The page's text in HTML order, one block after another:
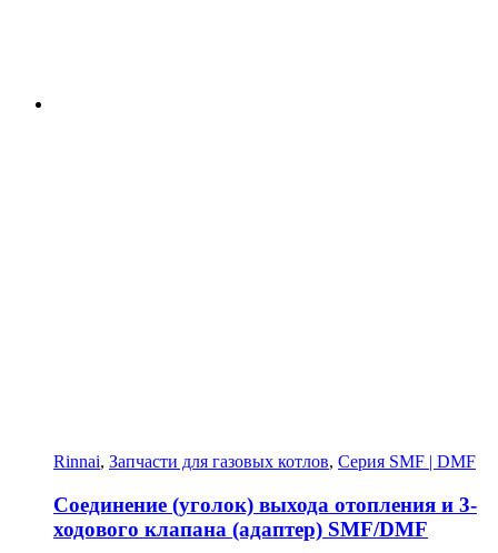
Rinnai, Запчасти для газовых котлов, Серия SMF | DMF
Соединение (уголок) выхода отопления и 3-
ходового клапана (адаптер) SMF/DMF